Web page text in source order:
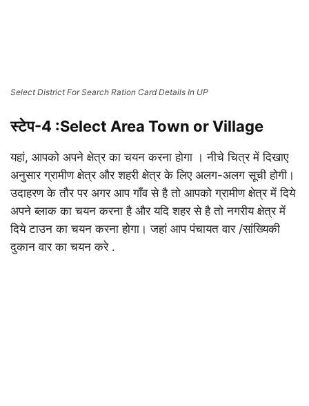
Select District For Search Ration Card Details In UP
स्टेप-4 :Select Area Town or Village
यहां, आपको अपने क्षेत्र का चयन करना होगा । नीचे चित्र में दिखाए
अनुसार ग्रामीण क्षेत्र और शहरी क्षेत्र के लिए अलग-अलग सूची होगी।
उदाहरण के तौर पर अगर आप गाँव से है तो आपको ग्रामीण क्षेत्र में दिये
अपने ब्लाक का चयन करना है और यदि शहर से है तो नगरीय क्षेत्र में
दिये टाउन का चयन करना होगा। जहां आप पंचायत वार /सांख्यिकी
दुकान वार का चयन करे .